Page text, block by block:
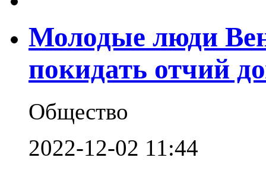
Молодые люди
покидать отчий
Общество
2022-12-02 11:44